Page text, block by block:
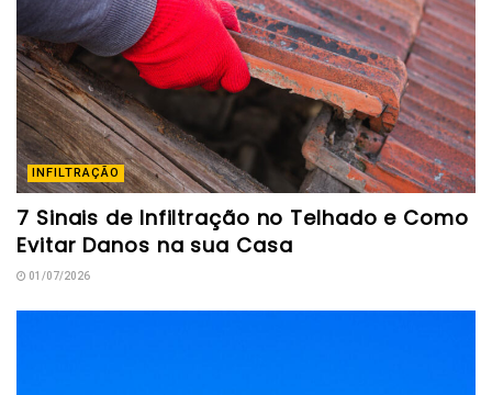
INFILTRAÇÃO
7 Sinais de Infiltração no Telhado e Como
Evitar Danos na sua Casa
01/07/2026